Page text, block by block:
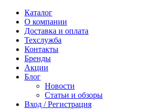
Каталог
О компании
Доставка и оплата
Техслужба
Контакты
Бренды
Акции
Блог
Новости
Статьи и обзоры
Вход / Регистрация